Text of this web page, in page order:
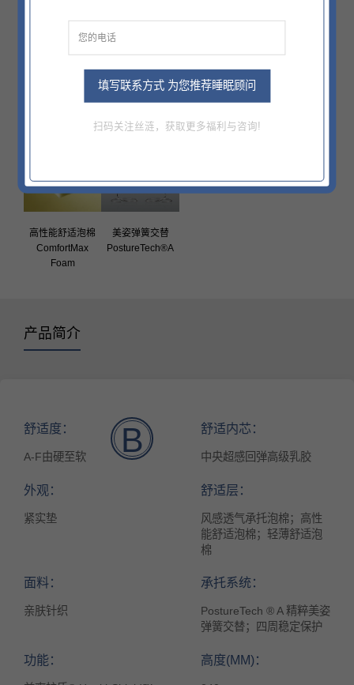
益爽护盾®面料
四周稳定保护
高性能舒适泡棉
ComfortMax
Foam
美姿弹簧交替
PostureTech®A
产品简介
舒适度：
A-F由硬至软 B 舒适内芯：
中央超感回弹高级乳胶
外观：
紧实垫
舒适层：
风感透气承托泡棉；高性
能舒适泡棉；轻薄舒适泡
棉
面料：
亲肤针织
承托系统：
PostureTech ® A 精粹美姿
弹簧交替；四周稳定保护
功能： 高度(MM)：
填写联系方式 为您推荐睡眠顾问
扫码关注丝涟，获取更多福利与咨询!